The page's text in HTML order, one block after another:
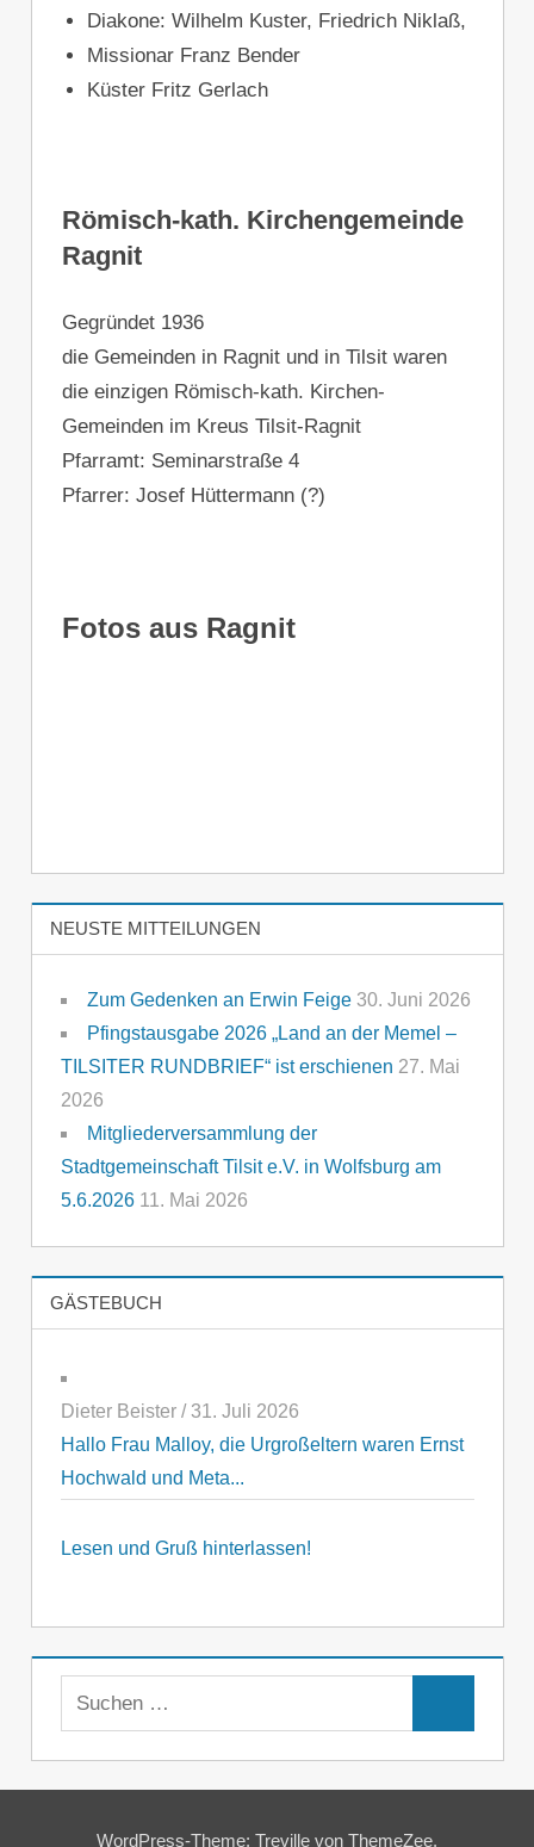
Diakone: Wilhelm Kuster, Friedrich Niklaß,
Missionar Franz Bender
Küster Fritz Gerlach
Römisch-kath. Kirchengemeinde
Ragnit
Gegründet 1936
die Gemeinden in Ragnit und in Tilsit waren
die einzigen Römisch-kath. Kirchen-
Gemeinden im Kreus Tilsit-Ragnit
Pfarramt: Seminarstraße 4
Pfarrer: Josef Hüttermann (?)
Fotos aus Ragnit
NEUSTE MITTEILUNGEN
Zum Gedenken an Erwin Feige 30. Juni 2026
Pfingstausgabe 2026 „Land an der Memel –
TILSITER RUNDBRIEF“ ist erschienen 27. Mai
2026
Mitgliederversammlung der
Stadtgemeinschaft Tilsit e.V. in Wolfsburg am
5.6.2026 11. Mai 2026
GÄSTEBUCH
Dieter Beister/31. Juli 2026
Hallo Frau Malloy, die Urgroßeltern waren Ernst
Hochwald und Meta...
Lesen und Gruß hinterlassen!
WordPress-Theme: Treville von ThemeZee.